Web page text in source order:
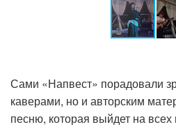
Сами «Напвест» порадовали
каверами, но и авторским
песню, которая выйдет на